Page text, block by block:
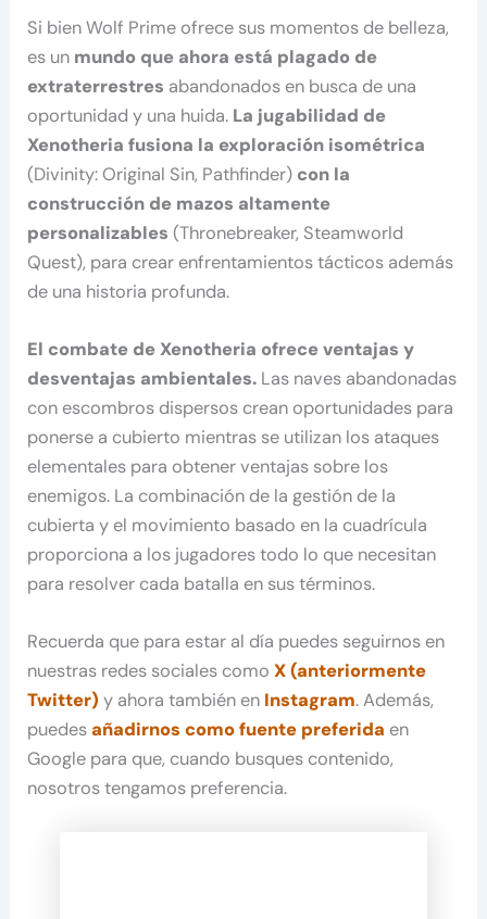
Si bien Wolf Prime ofrece sus momentos de belleza,
es un mundo que ahora está plagado de
extraterrestres abandonados en busca de una
oportunidad y una huida. La jugabilidad de
Xenotheria fusiona la exploración isométrica
(Divinity: Original Sin, Pathfinder) con la
construcción de mazos altamente
personalizables (Thronebreaker, Steamworld
Quest), para crear enfrentamientos tácticos además
de una historia profunda.
El combate de Xenotheria ofrece ventajas y
desventajas ambientales. Las naves abandonadas
con escombros dispersos crean oportunidades para
ponerse a cubierto mientras se utilizan los ataques
elementales para obtener ventajas sobre los
enemigos. La combinación de la gestión de la
cubierta y el movimiento basado en la cuadrícula
proporciona a los jugadores todo lo que necesitan
para resolver cada batalla en sus términos.
Recuerda que para estar al día puedes seguirnos en
nuestras redes sociales comoX (anteriormente
Twitter) y ahora también en Instagram. Además,
puedesañadirnos como fuente preferida en
Google para que, cuando busques contenido,
nosotros tengamos preferencia.